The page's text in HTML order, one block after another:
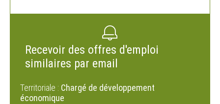
Recevoir des offres d'emploi
similaires par email
Territoriale : Chargé de développement
économique